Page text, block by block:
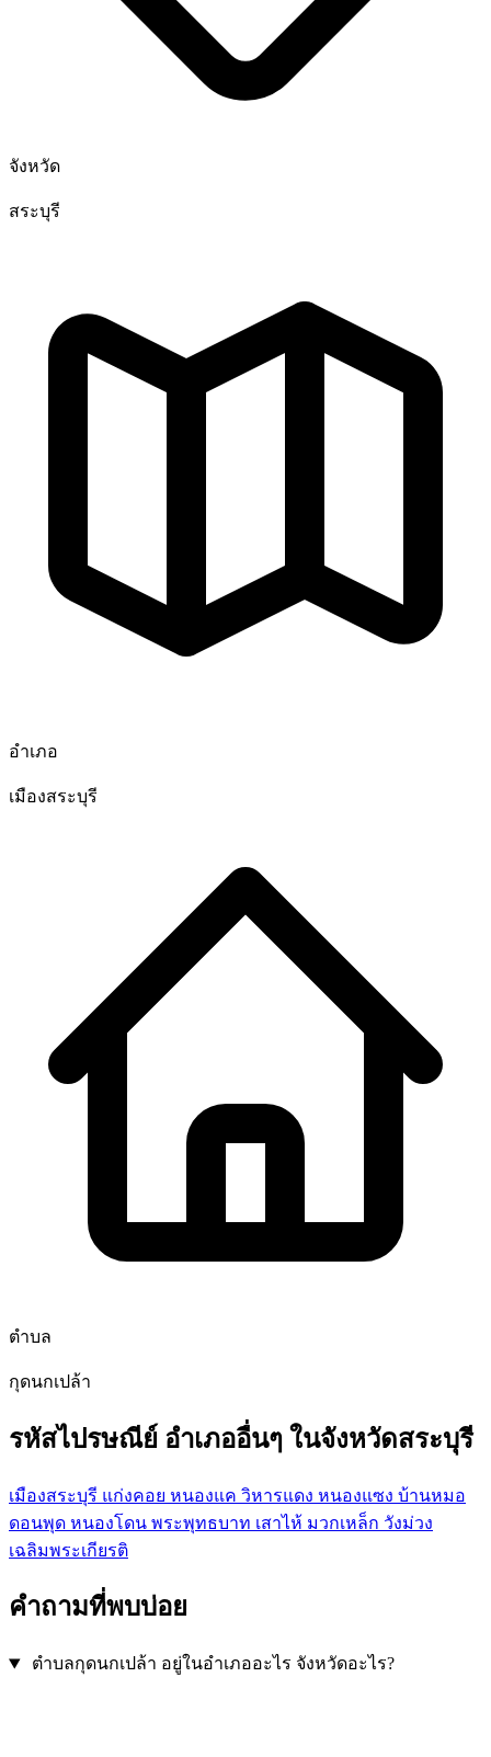
จังหวัด
สระบุรี
อำเภอ
เมืองสระบุรี
ตำบล
กุดนกเปล้า
รหัสไปรษณีย์ อำเภออื่นๆ ในจังหวัดสระบุรี
เมืองสระบุรี แก่งคอย หนองแค วิหารแดง หนองแซง บ้านหมอ
ดอนพุด หนองโดน พระพุทธบาท เสาไห้ มวกเหล็ก วังม่วง
เฉลิมพระเกียรติ
คำถามที่พบบ่อย
ตำบลกุดนกเปล้า อยู่ในอำเภออะไร จังหวัดอะไร?